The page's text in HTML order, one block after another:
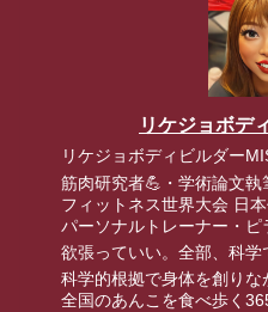
リケジョボデ
リケジョボディビルダー
筋肉研究者💪・学術論文
フィットネス世界大会 日
パーソナルトレーナー・ピ
欲張っていい。全部、科学
科学的根拠で身体を創りな
全国のあんこを食べ歩く